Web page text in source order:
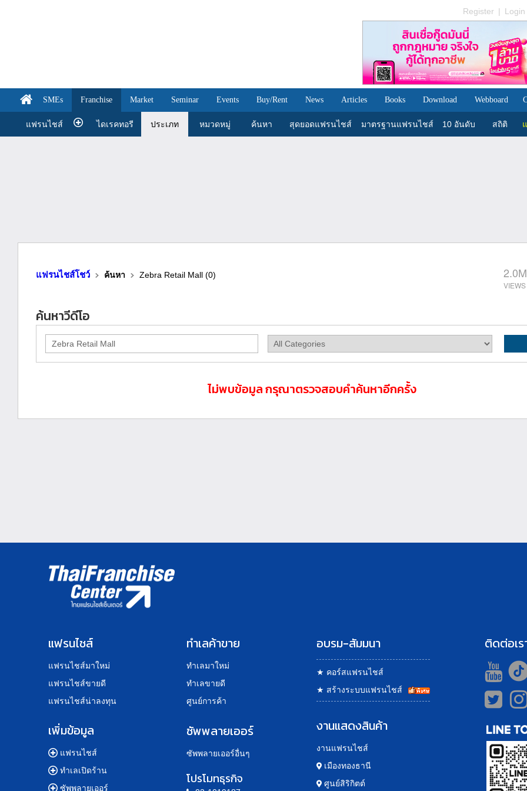
Register | Login
SMEs Franchise Market Seminar Events Buy/Rent News Articles Books Download Webboard
แฟรนไชส์ ไดเรคทอรี ประเภท หมวดหมู่ ค้นหา สุดยอดแฟรนไชส์ มาตรฐานแฟรนไชส์ 10 อันดับ สถิติ
แฟรนไชส์โชว์ ค้นหา Zebra Retail Mall (0) 2.0M
ค้นหาวีดีโอ
ไม่พบข้อมูล กรุณาตรวจสอบคำค้นหาอีกครั้ง
แฟรนไชส์
แฟรนไชส์มาใหม่
แฟรนไชส์ขายดี
แฟรนไชส์น่าลงทุน
เพิ่มข้อมูล
แฟรนไชส์
ทำเลเปิดร้าน
ซัพพลายเออร์
ทำเลค้าขาย
ทำเลมาใหม่
ทำเลขายดี
ศูนย์การค้า
ซัพพลายเออร์
ซัพพลายเออร์อื่นๆ
โปรโมทธุรกิจ
อบรม-สัมมนา
★ คอร์สแฟรนไชส์
★ สร้างระบบแฟรนไชส์
งานแสดงสินค้า
งานแฟรนไชส์
เมืองทองธานี
ศูนย์สิริกิตต์
ติดต่อเร